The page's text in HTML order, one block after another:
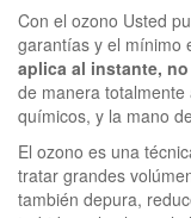
Con el ozono Usted
garantías y el mínimo
aplica al instante,
de manera
químicos, y la mano
El ozono es una
tratar grandes
también depura,